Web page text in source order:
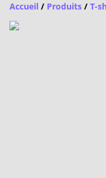
Accueil / Produits / T-